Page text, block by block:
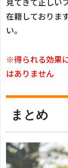
在籍しておりま
い。
※得られる効果
はありません
まとめ